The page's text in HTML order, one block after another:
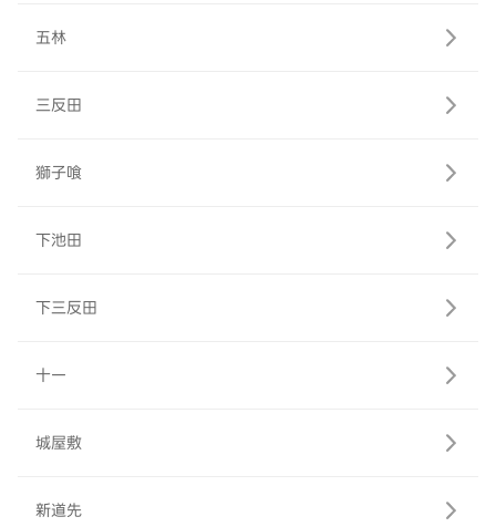
五林
三反田
獅子喰
下池田
下三反田
十一
城屋敷
新道先